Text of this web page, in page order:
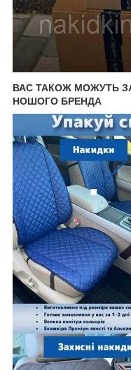
ВАС ТАКОЖ МОЖУТЬ
НОШОГО БРЕНДА